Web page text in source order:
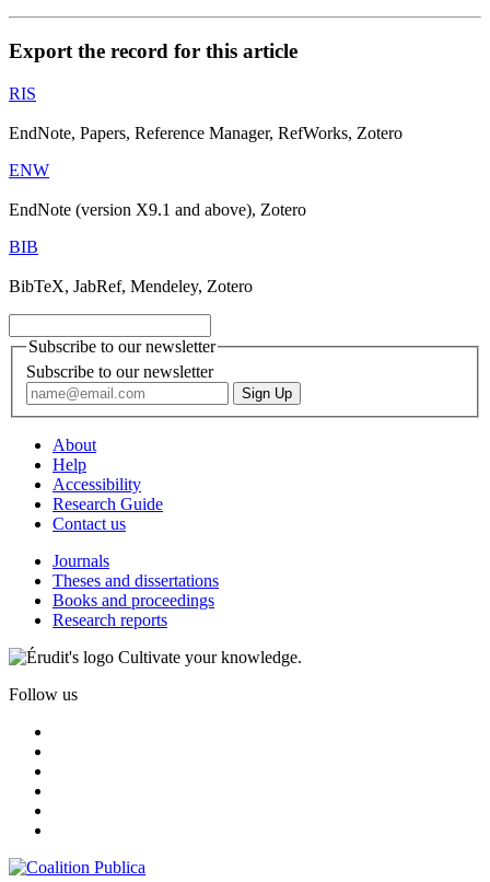
Export the record for this article
RIS
EndNote, Papers, Reference Manager, RefWorks, Zotero
ENW
EndNote (version X9.1 and above), Zotero
BIB
BibTeX, JabRef, Mendeley, Zotero
Subscribe to our newsletter
Subscribe to our newsletter
About
Help
Accessibility
Research Guide
Contact us
Journals
Theses and dissertations
Books and proceedings
Research reports
Cultivate your knowledge.
Follow us